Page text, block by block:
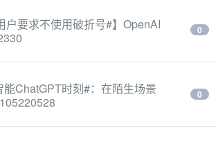
户要求不使用破折号#】OpenAI
0
能ChatGPT时刻#：在陌生场景
0